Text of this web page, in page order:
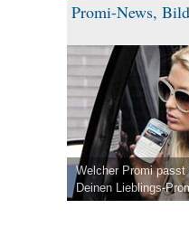
Promi-News,
Welcher Promi
Deinen Lieblings-